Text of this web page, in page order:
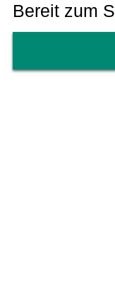
Bereit zum